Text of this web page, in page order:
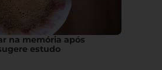
na memória após
estudo